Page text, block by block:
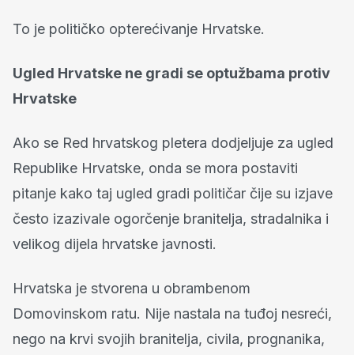
To je političko opterećivanje Hrvatske.
Ugled Hrvatske ne gradi se optužbama protiv
Hrvatske
Ako se Red hrvatskog pletera dodjeljuje za ugled
Republike Hrvatske, onda se mora postaviti
pitanje kako taj ugled gradi političar čije su izjave
često izazivale ogorčenje branitelja, stradalnika i
velikog dijela hrvatske javnosti.
Hrvatska je stvorena u obrambenom
Domovinskom ratu. Nije nastala na tuđoj nesreći,
nego na krvi svojih branitelja, civila, prognanika,